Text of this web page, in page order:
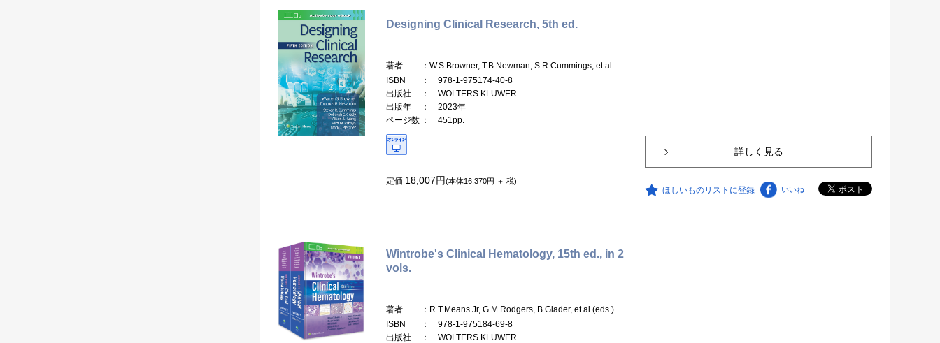
Designing Clinical Research, 5th ed.
著者
：W.S.Browner, T.B.Newman, S.R.Cummings, et al.
ISBN
： 978-1-975174-40-8
出版社
： WOLTERS KLUWER
出版年
： 2023年
ページ数 ： 451pp.
定価 18,007円(本体16,370円 ＋ 税)
詳しく見る
ほしいものリストに登録 いいね
Wintrobe's Clinical Hematology, 15th ed., in 2
vols.
著者
：R.T.Means.Jr, G.M.Rodgers, B.Glader, et al.(eds.)
ISBN
： 978-1-975184-69-8
出版社
： WOLTERS KLUWER